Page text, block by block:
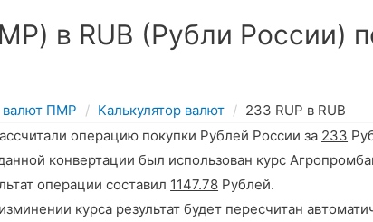
в RUB (Рубли России)
валют ПМР Калькулятор валют
233 RUP в RUB
операцию покупки Рублей России за 233
конвертации был использован курс
операции составил 1147.78 Рублей.
курса результат будет пересчитан